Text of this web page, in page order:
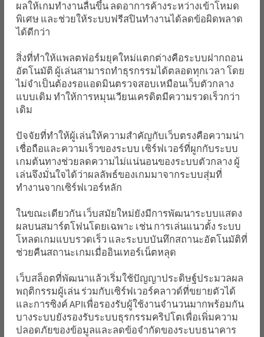
ผลให้เกมทำงานลื่นขึ้น ลดอาการค้างระหว่างเข้าโหมด
พิเศษ และช่วยให้ระบบฟรีสปินทำงานได้ลดข้อผิดพลาด
ได้ดีกว่า
สิ่งที่ทำให้แพลตฟอร์มยุคใหม่แตกต่างคือระบบฝากถอน
อัตโนมัติ ผู้เล่นสามารถทำธุรกรรมได้ตลอดทุกเวลา โดย
ไม่จำเป็นต้องรอแอดมินตรวจสอบเหมือนเว็บตัวกลาง
แบบเดิม ทำให้การหมุนเวียนเครดิตมีความรวดเร็วกว่า
เดิม
ปัจจัยที่ทำให้ผู้เล่นให้ความสำคัญกับเว็บตรงคือความน่า
เชื่อถือและความเร็วของระบบ เซิร์ฟเวอร์ที่ผูกกับระบบ
เกมต้นทางช่วยลดความไม่แน่นอนของระบบตัวกลาง ผู้
เล่นจึงมั่นใจได้ว่าผลลัพธ์ของเกมมาจากระบบสุ่มที่
ทำงานจากเซิร์ฟเวอร์หลัก
ในขณะเดียวกัน เว็บสมัยใหม่ยังมีการพัฒนาระบบแสดง
ผลบนสมาร์ตโฟนโดยเฉพาะ เช่น การเล่นแนวตั้ง ระบบ
โหลดเกมแบบรวดเร็ว และระบบบันทึกสถานะอัตโนมัติที่
ช่วยคืนสถานะเกมเมื่ออินเทอร์เน็ตหลุด
เว็บสล็อตที่พัฒนาแล้วเริ่มใช้ปัญญาประดิษฐ์ประมวลผล
พฤติกรรมผู้เล่น ร่วมกับเซิร์ฟเวอร์คลาวด์ที่ขยายตัวได้
และการซิงค์ APIเพื่อรองรับผู้ใช้งานจำนวนมากพร้อมกัน
บางระบบยังรองรับระบบธุรกรรมคริปโตเพื่อเพิ่มความ
ปลอดภัยของข้อมูลและลดข้อจำกัดของระบบธนาคาร